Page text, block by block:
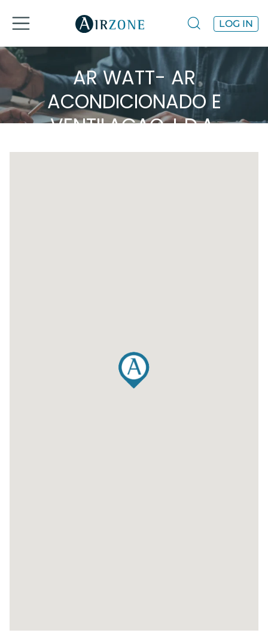
LOG IN
AR WATT- AR
ACONDICIONADO E
VENTILAÇAO, L.D.A.
Airzone na região